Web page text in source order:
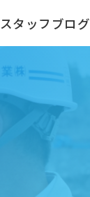
スタッフブログ